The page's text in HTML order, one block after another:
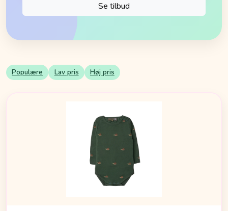
Se tilbud
Populære Lav pris Høj pris